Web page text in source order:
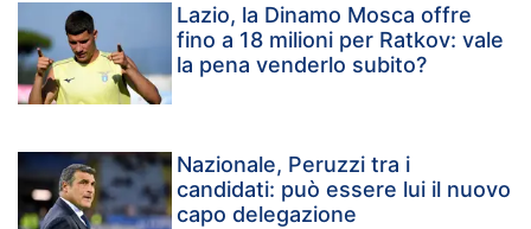
Lazio, la Dinamo Mosca offre
fino a 18 milioni per Ratkov: vale
la pena venderlo subito?
Nazionale, Peruzzi tra i
candidati: può essere lui il nuovo
capo delegazione